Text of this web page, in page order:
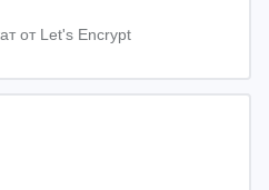
от Let's Encrypt